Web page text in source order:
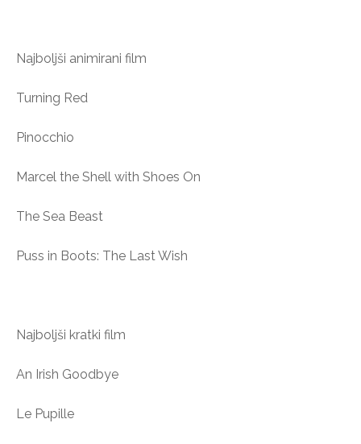
Najboljši animirani film
Turning Red
Pinocchio
Marcel the Shell with Shoes On
The Sea Beast
Puss in Boots: The Last Wish
Najboljši kratki film
An Irish Goodbye
Le Pupille